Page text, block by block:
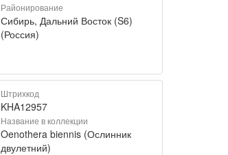
Районирование
Сибирь, Дальний Восток (S6)
(Россия)
Штрихкод
KHA12957
Название в коллекции
Oenothera biennis (Ослинник
двулетний)